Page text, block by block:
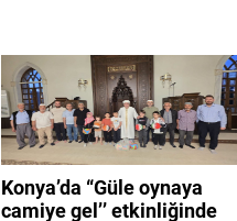
Konya’da “Güle oynaya
camiye gel’’ etkinliğinde